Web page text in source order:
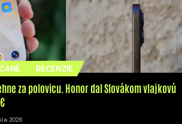
RECENZIE
za polovicu. Honor dal Slovákom vlajkovú
2026